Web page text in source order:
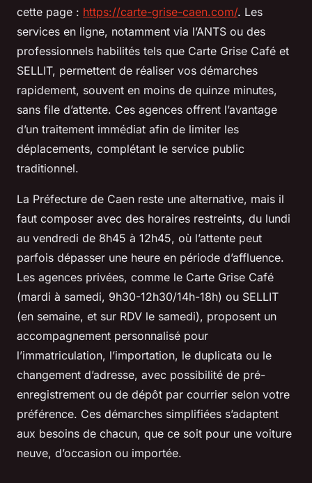
cette page : https://carte-grise-caen.com/. Les
services en ligne, notamment via l’ANTS ou des
professionnels habilités tels que Carte Grise Café et
SELLIT, permettent de réaliser vos démarches
rapidement, souvent en moins de quinze minutes,
sans file d’attente. Ces agences offrent l’avantage
d’un traitement immédiat afin de limiter les
déplacements, complétant le service public
traditionnel.
La Préfecture de Caen reste une alternative, mais il
faut composer avec des horaires restreints, du lundi
au vendredi de 8h45 à 12h45, où l’attente peut
parfois dépasser une heure en période d’affluence.
Les agences privées, comme le Carte Grise Café
(mardi à samedi, 9h30-12h30/14h-18h) ou SELLIT
(en semaine, et sur RDV le samedi), proposent un
accompagnement personnalisé pour
l’immatriculation, l’importation, le duplicata ou le
changement d’adresse, avec possibilité de pré-
enregistrement ou de dépôt par courrier selon votre
préférence. Ces démarches simplifiées s’adaptent
aux besoins de chacun, que ce soit pour une voiture
neuve, d’occasion ou importée.